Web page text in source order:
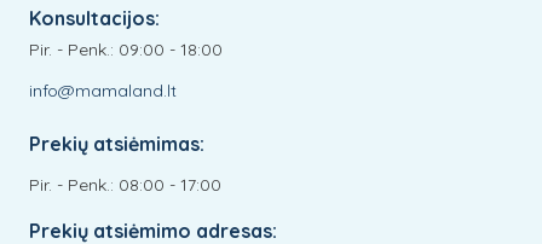
Konsultacijos:
Pir. - Penk.: 09:00 - 18:00
info@mamaland.lt
Prekių atsiėmimas:
Pir. - Penk.: 08:00 - 17:00
Prekių atsiėmimo adresas: